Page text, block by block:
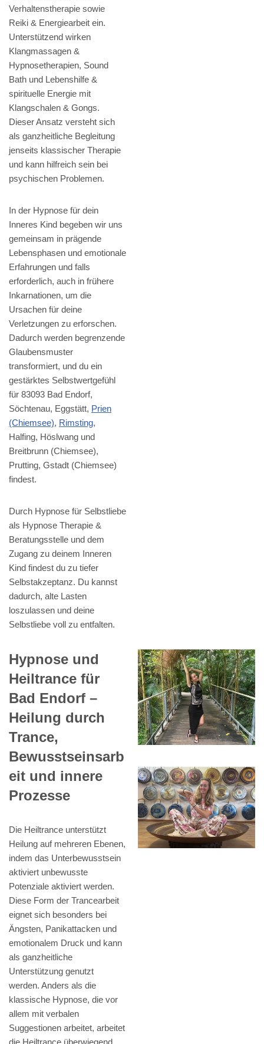
Verhaltenstherapie sowie
Reiki & Energiearbeit ein.
Unterstützend wirken
Klangmassagen &
Hypnosetherapien, Sound
Bath und Lebenshilfe &
spirituelle Energie mit
Klangschalen & Gongs.
Dieser Ansatz versteht sich
als ganzheitliche Begleitung
jenseits klassischer Therapie
und kann hilfreich sein bei
psychischen Problemen.
In der Hypnose für dein
Inneres Kind begeben wir uns
gemeinsam in prägende
Lebensphasen und emotionale
Erfahrungen und falls
erforderlich, auch in frühere
Inkarnationen, um die
Ursachen für deine
Verletzungen zu erforschen.
Dadurch werden begrenzende
Glaubensmuster
transformiert, und du ein
gestärktes Selbstwertgefühl
für 83093 Bad Endorf,
Söchtenau, Eggstätt, Prien
(Chiemsee), Rimsting,
Halfing, Höslwang und
Breitbrunn (Chiemsee),
Prutting, Gstadt (Chiemsee)
findest.
Durch Hypnose für Selbstliebe
als Hypnose Therapie &
Beratungsstelle und dem
Zugang zu deinem Inneren
Kind findest du zu tiefer
Selbstakzeptanz. Du kannst
dadurch, alte Lasten
loszulassen und deine
Selbstliebe voll zu entfalten.
Hypnose und
Heiltrance für
Bad Endorf –
Heilung durch
Trance,
Bewusstseinsarb
eit und innere
Prozesse
Die Heiltrance unterstützt
Heilung auf mehreren Ebenen,
indem das Unterbewusstsein
aktiviert unbewusste
Potenziale aktiviert werden.
Diese Form der Trancearbeit
eignet sich besonders bei
Ängsten, Panikattacken und
emotionalem Druck und kann
als ganzheitliche
Unterstützung genutzt
werden. Anders als die
klassische Hypnose, die vor
allem mit verbalen
Suggestionen arbeitet, arbeitet
die Heiltrance überwiegend